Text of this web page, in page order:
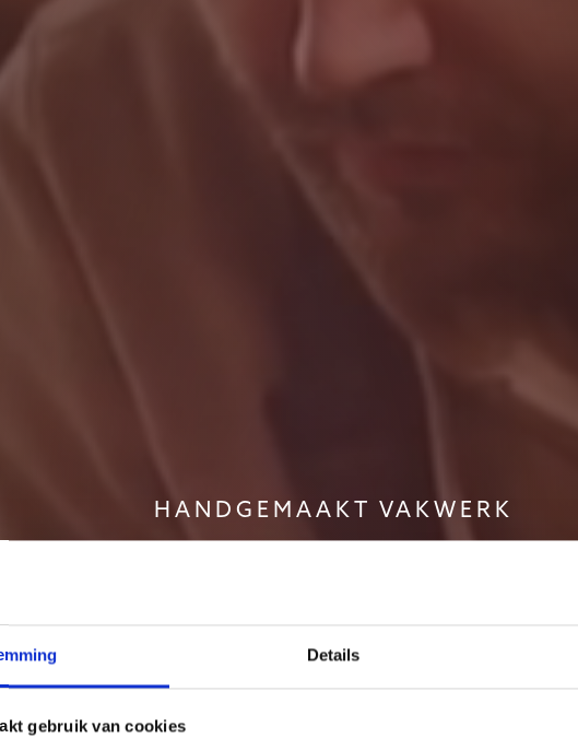
Details
gebruik van cookies
HANDGEMAAKT VAKWERK
in
saunabouw